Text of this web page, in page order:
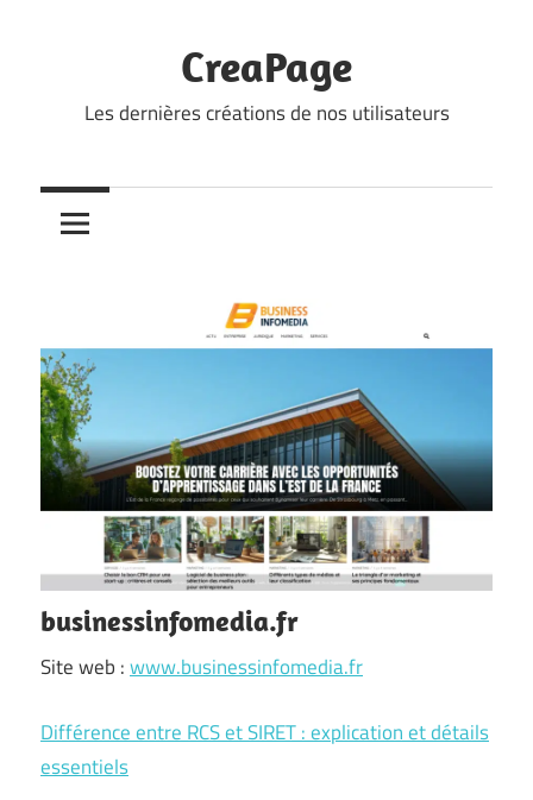
CreaPage
Les dernières créations de nos utilisateurs
businessinfomedia.fr
Site web :www.businessinfomedia.fr
Différence entre RCS et SIRET : explication et détails
essentiels